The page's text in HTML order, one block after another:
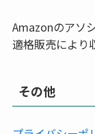
Amazonのアソ
適格販売により
その他